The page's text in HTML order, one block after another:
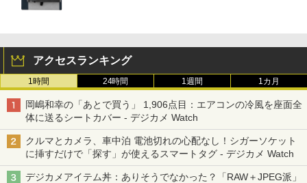
アクセスランキング
1時間 24時間 1週間 1カ月
岡嶋和幸の「あとで買う」 1,906点目：エアコンの冷風を座面全
体に送るシートカバー - デジカメ Watch
クルマとカメラ、車中泊 電池切れの心配なし！シガーソケット
に挿すだけで「探す」が使えるスマートタグ - デジカメ Watch
デジカメアイテム丼：ありそうでなかった？「RAW＋JPEG派」